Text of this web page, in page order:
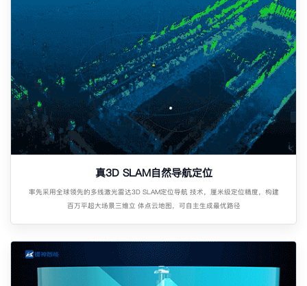
真3D SLAM自然导航定位
率先采用全球领先的多线激光雷达3D SLAM定位导航 技术，厘米级定位精度，构建
百万平超大场景三维立 体点云地图，可自主生成最优路径